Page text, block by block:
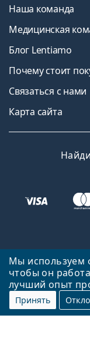
Мы используем
чтобы он
лучший опыт
Принять
Наша команда
Медицинская
Блог Lentiamo
Почему стоит
Связаться с нами
Карта сайта
Lentiamo.ee